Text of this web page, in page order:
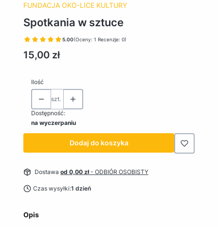
FUNDACJA OKO-LICE KULTURY
Spotkania w sztuce
5.00(Oceny: 1 Recenzje: 0)
Cena
15,00 zł
Ilość
szt.
Dostępność:
na wyczerpaniu
Dodaj do koszyka
Dostawa od 0,00 zł- ODBIÓR OSOBISTY
Czas wysyłki:1 dzień
Opis